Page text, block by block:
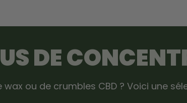
DE
ou de crumbles CBD ? Voici une